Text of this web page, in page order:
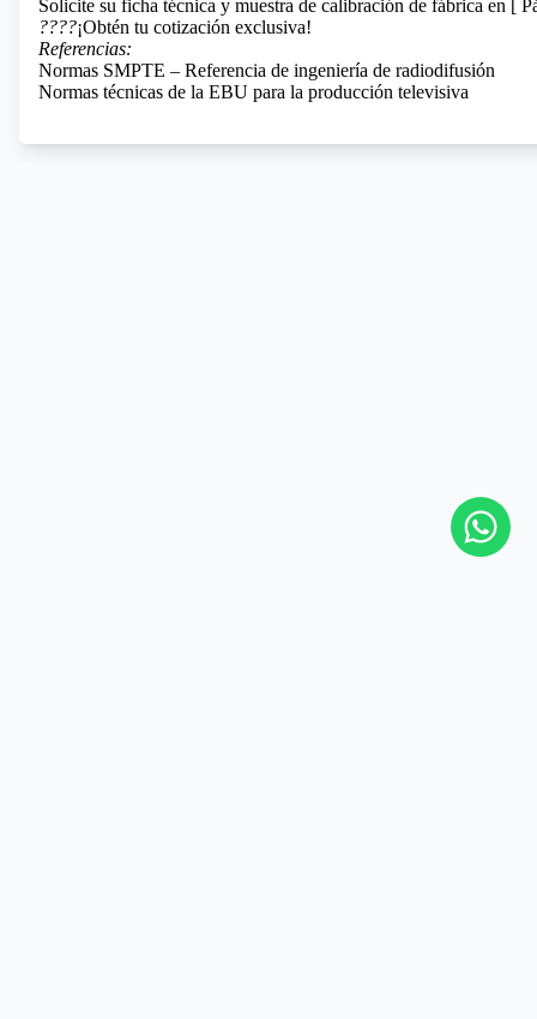
Solicite su ficha técnica y muestra de calibración de fábrica en [
????¡Obtén tu cotización exclusiva!
Referencias:
Normas SMPTE – Referencia de ingeniería de radiodifusión
Normas técnicas de la EBU para la producción televisiva